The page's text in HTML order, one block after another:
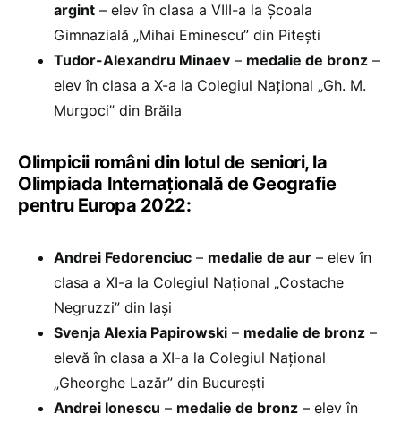
argint – elev în clasa a VIII-a la Școala
Gimnazială „Mihai Eminescu” din Pitești
Tudor-Alexandru Minaev – medalie de bronz –
elev în clasa a X-a la Colegiul Național „Gh. M.
Murgoci” din Brăila
Olimpicii români din lotul de seniori, la
Olimpiada Internațională de Geografie
pentru Europa 2022:
Andrei Fedorenciuc – medalie de aur – elev în
clasa a XI-a la Colegiul Național „Costache
Negruzzi” din Iași
Svenja Alexia Papirowski – medalie de bronz –
elevă în clasa a XI-a la Colegiul Național
„Gheorghe Lazăr” din București
Andrei Ionescu – medalie de bronz – elev în